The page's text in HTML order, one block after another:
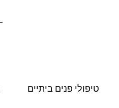
טיפולי פנים ביתיים